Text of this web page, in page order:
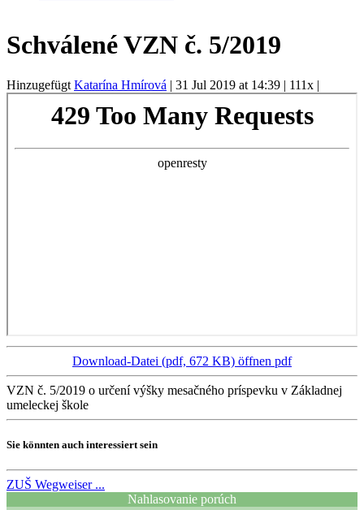
Schválené VZN č. 5/2019
Hinzugefügt Katarína Hmírová | 31 Jul 2019 at 14:39 | 111x |
Download-Datei (pdf, 672 KB) öffnen pdf
VZN č. 5/2019 o určení výšky mesačného príspevku v Základnej
umeleckej škole
Sie könnten auch interessiert sein
ZUŠ Wegweiser ...
Nahlasovanie porúch